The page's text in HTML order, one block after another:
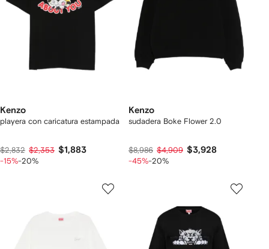
Kenzo
playera con caricatura estampada
$2,832 $2,353 $1,883
-15%-20%
Kenzo
sudadera Boke Flower 2.0
$8,986 $4,909 $3,928
-45%-20%